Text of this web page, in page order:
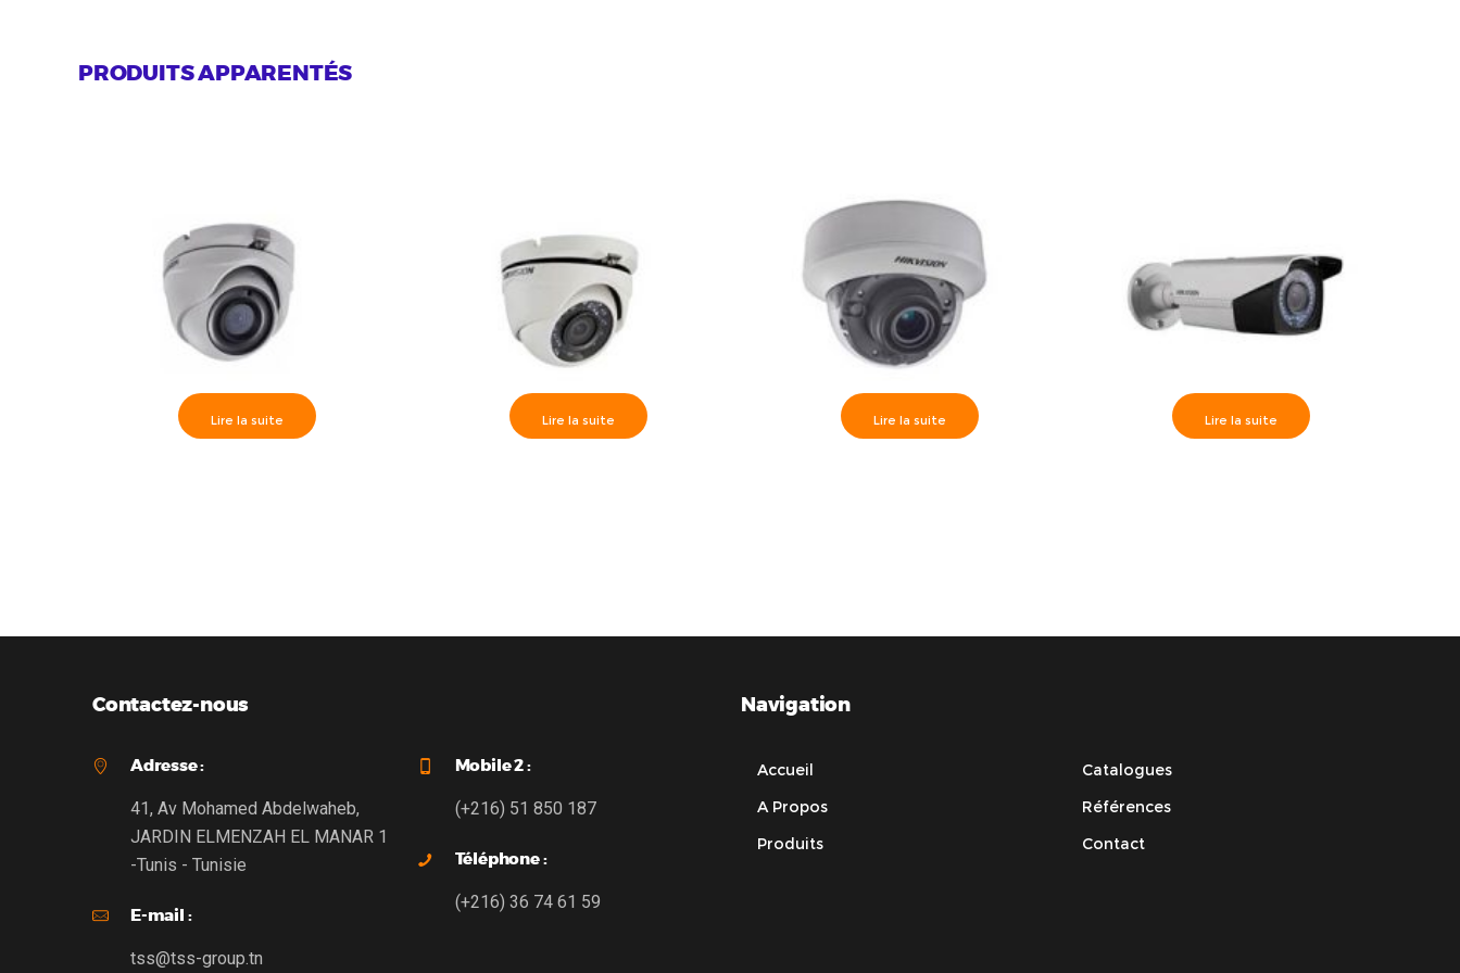
PRODUITS APPARENTÉS
Lire la suite Lire la suite Lire la suite Lire la suite
Contactez-nous
Adresse :
41, Av Mohamed Abdelwaheb,
JARDIN ELMENZAH EL MANAR 1
-Tunis - Tunisie
E-mail :
tss@tss-group.tn
Mobile 2 :
(+216) 51 850 187
Téléphone :
(+216) 36 74 61 59
Navigation
Accueil
A Propos
Produits
Catalogues
Références
Contact